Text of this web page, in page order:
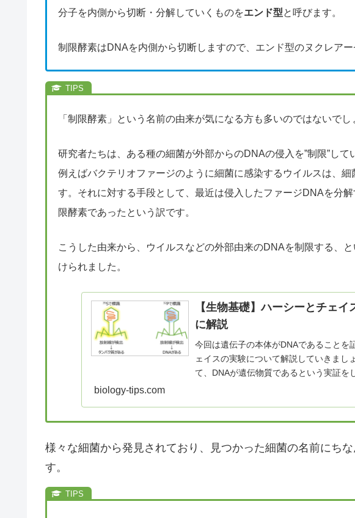
分子を内側から切断・分解していくものをエンド型と呼びます。
制限酵素はDNAを内側から切断しますので、エンド型のヌクレアー
「制限酵素」という名前の由来が気になる方も多いのではないでし
研究者たちは、ある種の細菌が外部からのDNAの侵入を”制限”して
例えばバクテリオファージのように細菌に感染するウイルスは、
す。それに対する手段として、最近は侵入したファージDNAを分
限酵素であったという訳です。
こうした由来から、ウイルスなどの外部由来のDNAを制限する、
けられました。
【生物基礎】ハーシーとチェ
に解説
今回は遺伝子の本体がDNAであることを
ェイスの実験について解説していきまし
て、DNAが遺伝物質であるという実証を
biology-tips.com
様々な細菌から発見されており、見つかった細菌の名前にち
す。